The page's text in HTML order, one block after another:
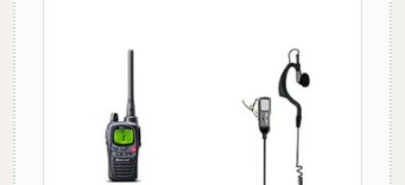
Ce produit a plusieurs variations. Les options peuvent